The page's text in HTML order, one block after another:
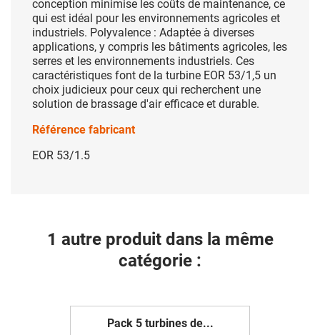
conception minimise les coûts de maintenance, ce
qui est idéal pour les environnements agricoles et
industriels. Polyvalence : Adaptée à diverses
applications, y compris les bâtiments agricoles, les
serres et les environnements industriels. Ces
caractéristiques font de la turbine EOR 53/1,5 un
choix judicieux pour ceux qui recherchent une
solution de brassage d'air efficace et durable.
Référence fabricant
EOR 53/1.5
1 autre produit dans la même
catégorie :
Pack 5 turbines de...